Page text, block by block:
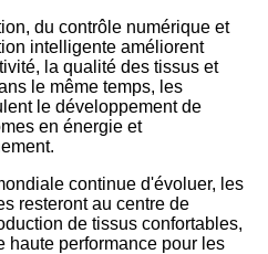
du contrôle numérique et
intelligente améliorent
la qualité des tissus et
le même temps, les
le développement de
en énergie et
continue d'évoluer, les
resteront au centre de
de tissus confortables,
haute performance pour les